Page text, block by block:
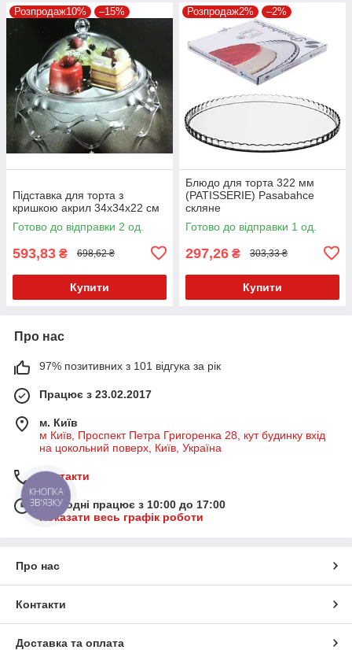
Розпродаж10% –15%
Підставка для торта з
кришкою акрил 34х34х22 см
Готово до відправки 2 од.
593,83 ₴ 698,62 ₴
Купити
Розпродаж2% –2%
Блюдо для торта 322 мм
(PATISSERIE) Pasabahce
скляне
Готово до відправки 1 од.
297,26 ₴ 303,33 ₴
Купити
Про нас
97% позитивних з 101 відгука за рік
Працює з 23.02.2017
м. Київ
м Київ, Проспект Петра Григоренка 28, кут будинку вхід
на цокольний поверх, Київ, Україна
Контакти
Сьогодні працює з 10:00 до 17:00
Показати весь графік роботи
Про нас
Контакти
Доставка та оплата
КНОПКА
ЗВ'ЯЗКУ